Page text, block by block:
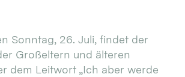
Sonntag, 26. Juli, findet der
Großeltern und älteren
dem Leitwort „Ich aber werde